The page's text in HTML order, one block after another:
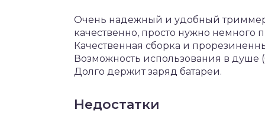
Очень надежный и удобный
качественно, просто нужно немного
Качественная сборка и
Возможность использования в душе
Долго держит заряд батареи.
Недостатки